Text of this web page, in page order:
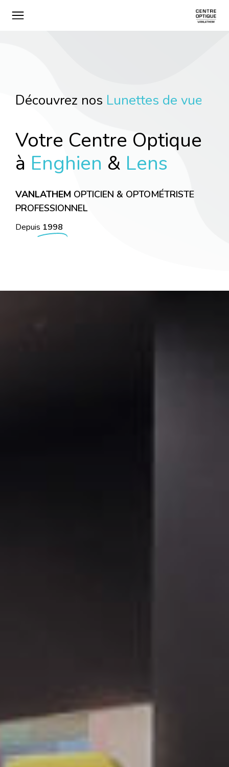
Découvrez nos Lentilles
Votre Centre Optique
à Enghien & Lens
VANLATHEM OPTICIEN & OPTOMÉTRISTE
PROFESSIONNEL
Depuis 1998